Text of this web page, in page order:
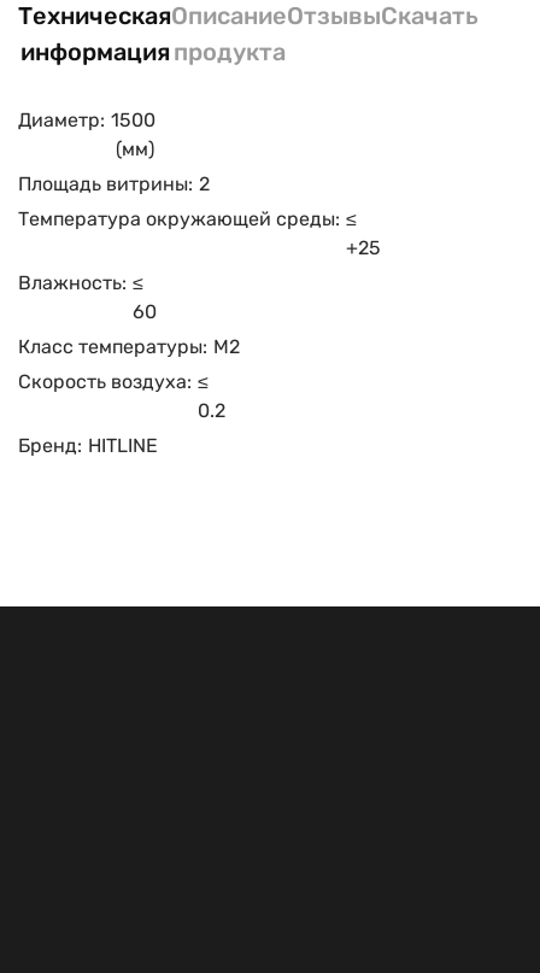
Техническая
информация
Описание
продукта
ОтзывыСкачать
Диаметр: 1500
(мм)
Площадь витрины: 2
Температура окружающей среды: ≤
+25
Влажность: ≤
60
Класс температуры: М2
Скорость воздуха: ≤
0.2
Бренд: HITLINE